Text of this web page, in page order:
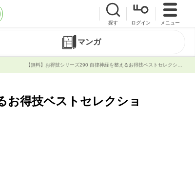
探す ログイン メニュー
マンガ
お得技ベストセレクショ